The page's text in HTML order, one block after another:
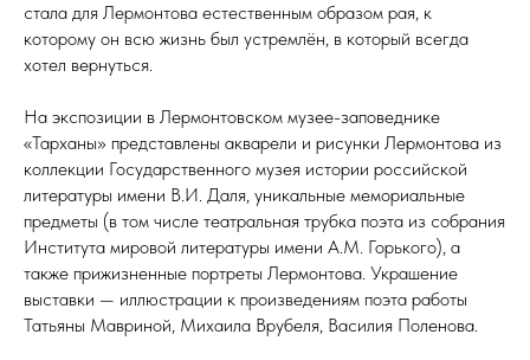
стала для Лермонтова естественным образом рая, к
которому он всю жизнь был устремлён, в который всегда
хотел вернуться.
На экспозиции в Лермонтовском музее-заповеднике
«Тарханы» представлены акварели и рисунки Лермонтова из
коллекции Государственного музея истории российской
литературы имени В.И. Даля, уникальные мемориальные
предметы (в том числе театральная трубка поэта из собрания
Института мировой литературы имени А.М. Горького), а
также прижизненные портреты Лермонтова. Украшение
выставки — иллюстрации к произведениям поэта работы
Татьяны Мавриной, Михаила Врубеля, Василия Поленова.